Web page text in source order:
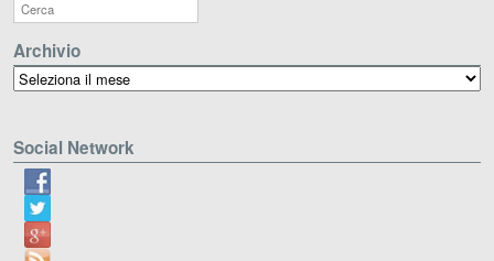
Archivio
Archivio
Social Network